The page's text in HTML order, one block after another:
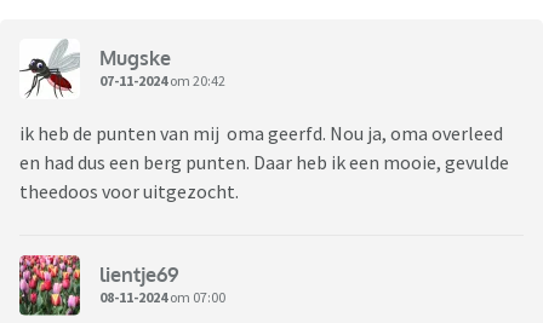
Mugske
07-11-2024om 20:42
ik heb de punten van mij oma geerfd. Nou ja, oma overleed
en had dus een berg punten. Daar heb ik een mooie, gevulde
theedoos voor uitgezocht.
lientje69
08-11-2024om 07:00